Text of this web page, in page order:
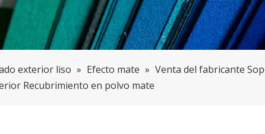
exterior liso » Efecto mate » Venta del fabricante
Recubrimiento en polvo mate